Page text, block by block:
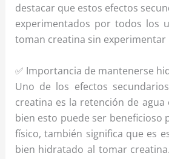
destacar que estos efectos
experimentados por todos los
toman creatina sin experimentar
✅ Importancia de mantenerse
Uno de los efectos
creatina es la retención de agua
bien esto puede ser beneficioso
físico, también significa que es
bien hidratado al tomar